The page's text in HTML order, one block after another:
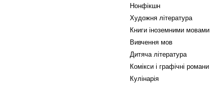
Нонфікшн
Художня література
Книги іноземними мовами
Вивчення мов
Дитяча література
Комікси і графічні романи
Кулінарія